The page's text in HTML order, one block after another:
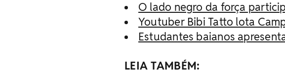
O lado negro da força
Youtuber Bibi Tatto lota
Estudantes baianos
LEIA TAMBÉM: